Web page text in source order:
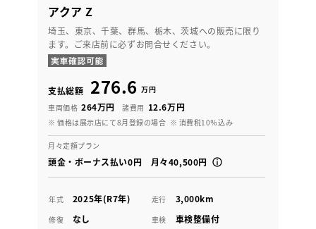
アクア Z
埼玉、東京、千葉、群馬、栃木、茨城への販売に限り
ます。ご来店前に必ずお問合せください。
支払総額 276.6 万円
車両価格 264万円 諸費用 12.6万円
※ 価格は展示店にて8月登録の場合 ※ 消費税10％込み
月々定額プラン
頭金・ボーナス払い0円 月々40,500円
年式 2025年(R7年) 走行 3,000km
修復 なし 車検 車検整備付